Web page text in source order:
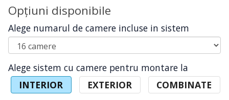
Opţiuni disponibile
Alege numarul de camere incluse in sistem
Alege sistem cu camere pentru montare la
INTERIOR
EXTERIOR COMBINATE